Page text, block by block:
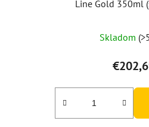
Line Gold 350ml
Skladom